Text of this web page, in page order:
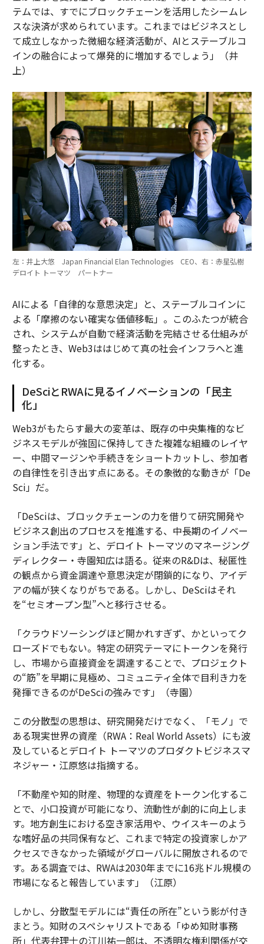
テムでは、すでにブロックチェーンを活用したシームレ
スな決済が求められています。これまではビジネスとし
て成立しなかった微細な経済活動が、AIとステーブルコ
インの融合によって爆発的に増加するでしょう」（井
上）
左：井上大悠 Japan Financial Elan Technologies CEO、右：赤星弘樹
デロイト トーマツ パートナー
AIによる「自律的な意思決定」と、ステーブルコインに
よる「摩擦のない確実な価値移転」。このふたつが統合
され、システムが自動で経済活動を完結させる仕組みが
整ったとき、Web3ははじめて真の社会インフラへと進
化する。
DeSciとRWAに見るイノベーションの「民主
化」
Web3がもたらす最大の変革は、既存の中央集権的なビ
ジネスモデルが強固に保持してきた複雑な組織のレイヤ
ー、中間マージンや手続きをショートカットし、参加者
の自律性を引き出す点にある。その象徴的な動きが「De
Sci」だ。
「DeSciは、ブロックチェーンの力を借りて研究開発や
ビジネス創出のプロセスを推進する、中長期のイノベー
ション手法です」と、デロイト トーマツのマネージング
ディレクター・寺園知広は語る。従来のR&Dは、秘匿性
の観点から資金調達や意思決定が閉鎖的になり、アイデ
アの幅が狭くなりがちである。しかし、DeSciはそれ
を“セミオープン型”へと移行させる。
「クラウドソーシングほど開かれすぎず、かといってク
ローズドでもない。特定の研究テーマにトークンを発行
し、市場から直接資金を調達することで、プロジェクト
の“筋”を早期に見極め、コミュニティ全体で目利き力を
発揮できるのがDeSciの強みです」（寺園）
この分散型の思想は、研究開発だけでなく、「モノ」で
ある現実世界の資産（RWA：Real World Assets）にも波
及しているとデロイト トーマツのプロダクトビジネスマ
ネジャー・江原悠は指摘する。
「不動産や知的財産、物理的な資産をトークン化するこ
とで、小口投資が可能になり、流動性が劇的に向上しま
す。地方創生における空き家活用や、ウイスキーのよう
な嗜好品の共同保有など、これまで特定の投資家しかア
クセスできなかった領域がグローバルに開放されるので
す。ある調査では、RWAは2030年までに16兆ドル規模の
市場になると報告しています」（江原）
しかし、分散型モデルには“責任の所在”という影が付き
まとう。知財のスペシャリストである「ゆめ知財事務
所」代表弁理士の江川祐一郎は、不透明な権利関係が交